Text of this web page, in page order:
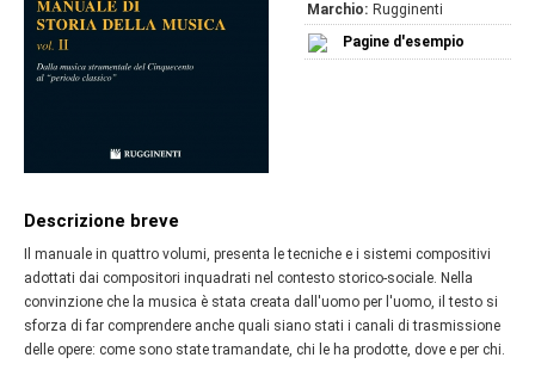
Marchio: Rugginenti
Pagine d'esempio
Descrizione breve
Il manuale in quattro volumi, presenta le tecniche e i sistemi compositivi
adottati dai compositori inquadrati nel contesto storico-sociale. Nella
convinzione che la musica è stata creata dall'uomo per l'uomo, il testo si
sforza di far comprendere anche quali siano stati i canali di trasmissione
delle opere: come sono state tramandate, chi le ha prodotte, dove e per chi.